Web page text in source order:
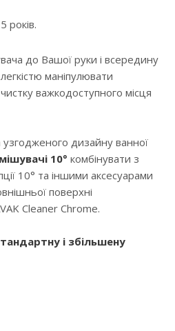
років.
до Вашої руки і всередину
маніпулювати
важкодоступного місця
узгодженого дизайну ванної
10° комбінувати з
10° та іншими аксесуарами
поверхні
Cleaner Chrome.
і збільшену